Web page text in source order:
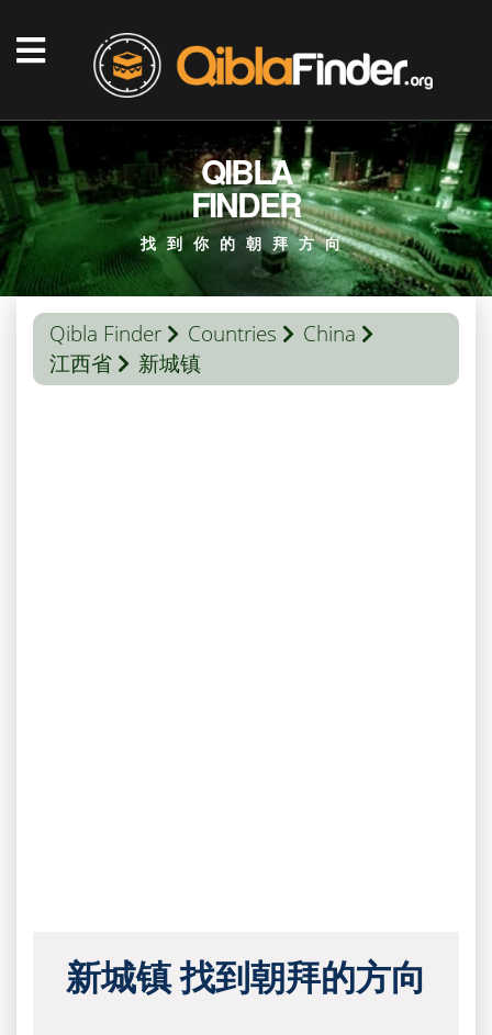
QIBLA
FINDER
找到你的朝拜方向
Qibla Finder Countries
China
江西省
新城镇
新城镇 找到朝拜的方向